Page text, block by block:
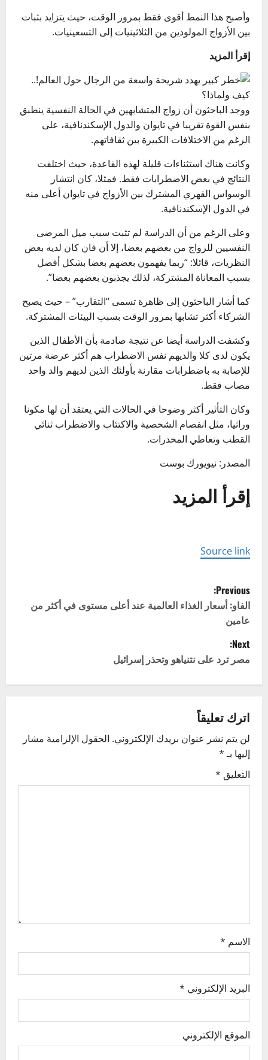
وأصبح هذا النمط أقوى فقط بمرور الوقت، حيث يتزايد بثبات
بين الأزواج المولودين من الثلاثينيات إلى التسعينيات.
إقرأ المزيد
ووجد الباحثون أن زواج المتشابهين في الحالة النفسية ينطبق
بنفس القوة تقريبا في تايوان والدول الإسكندنافية، على
الرغم من الاختلافات الكبيرة بين ثقافاتهم.
وكانت هناك استثناءات قليلة لهذه القاعدة، حيث اختلفت
النتائج في بعض الاضطرابات فقط. فمثلا، كان انتشار
الوسواس القهري المشترك بين الأزواج في تايوان أعلى منه
في الدول الإسكندنافية.
وعلى الرغم من أن الدراسة لم تثبت سبب ميل المرضى
النفسيين للزواج من بعضهم بعضا، إلا أن فان كان لديه بعض
النظريات، قائلا: “ربما يفهمون بعضهم بعضا بشكل أفضل
بسبب المعاناة المشتركة، لذلك يجذبون بعضهم بعضا”.
كما أشار الباحثون إلى ظاهرة تسمى “التقارب” – حيث يصبح
الشركاء أكثر تشابها بمرور الوقت بسبب البيئات المشتركة.
وكشفت الدراسة أيضا عن نتيجة صادمة بأن الأطفال الذين
يكون لدى كلا والديهم نفس الاضطراب هم أكثر عرضة مرتين
للإصابة به باضطرابات مقارنة بأولئك الذين لديهم والد واحد
مصاب فقط.
وكان التأثير أكثر وضوحا في الحالات التي يعتقد أن لها مكونا
وراثيا، مثل انفصام الشخصية والاكتئاب والاضطراب ثنائي
القطب وتعاطي المخدرات.
المصدر: نيويورك بوست
إقرأ المزيد
Source link
P
o
s
t
n
a
v
i
g
Previous:
الفاو: أسعار الغذاء العالمية عند أعلى مستوى في أكثر من
عامين
Next:
مصر ترد على نتنياهو وتحذر إسرائيل
اترك تعليقاً
لن يتم نشر عنوان بريدك الإلكتروني. الحقول الإلزامية مشار
إليها بـ*
التعليق *
الاسم *
البريد الإلكتروني *
الموقع الإلكتروني